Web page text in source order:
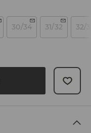
30/34 31/32 32/